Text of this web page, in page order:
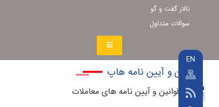
تالار گفت و گو
سوالات متداول
EN
قوانین و آیین نامه هاپ
قوانین و آیین نامه های معاملات